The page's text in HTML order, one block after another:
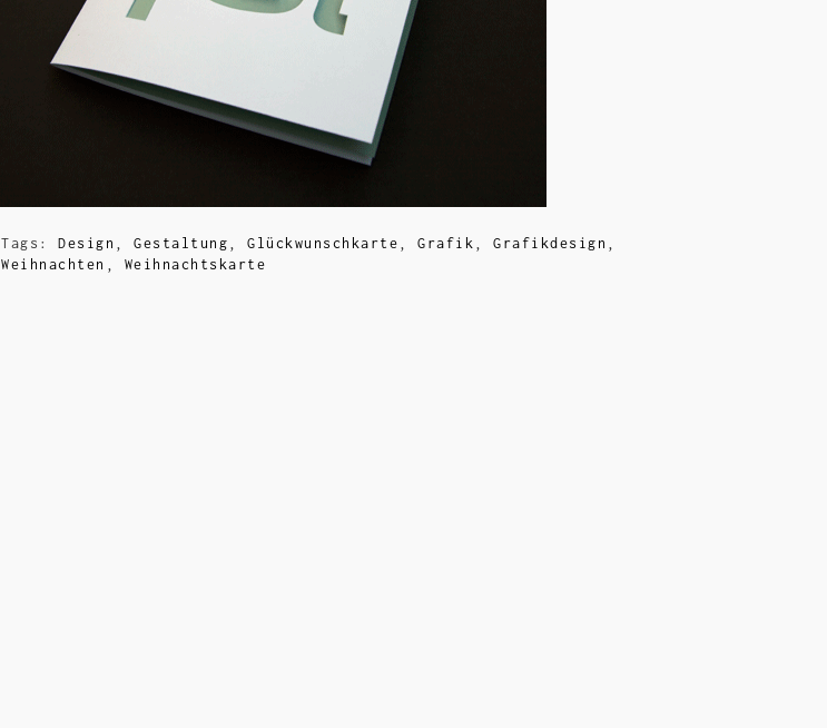
Tags: Design , Gestaltung , Glückwunschkarte , Grafik , Grafikdesign ,
Weihnachten , Weihnachtskarte